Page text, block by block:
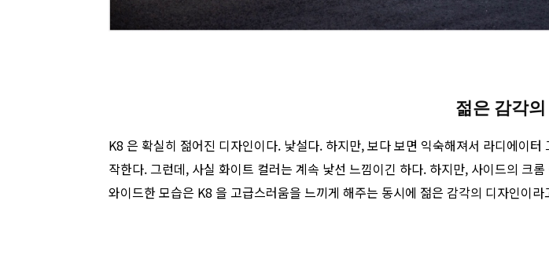
젊은 감각
K8 은 확실히 젊어진 디자인이다. 낯설다. 하지만, 보다 보면 익숙해져서 라디에이
작한다. 그런데, 사실 화이트 컬러는 계속 낯선 느낌이긴 하다. 하지만, 사이드의 크
와이드한 모습은 K8 을 고급스러움을 느끼게 해주는 동시에 젊은 감각의 디자인이라